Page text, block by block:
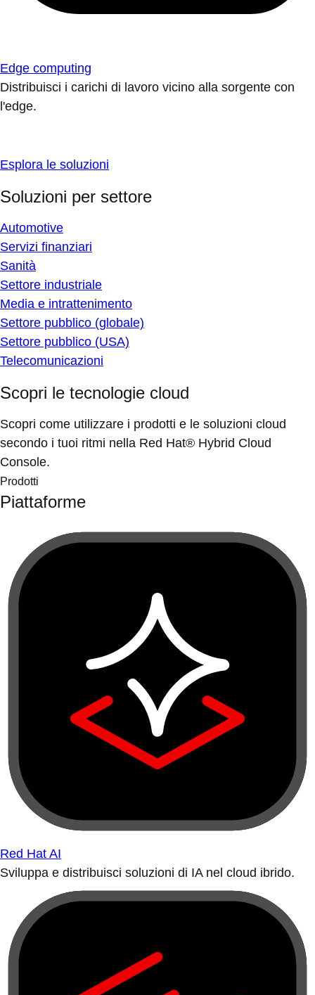
Edge computing
Distribuisci i carichi di lavoro vicino alla sorgente con
l'edge.
Esplora le soluzioni
Soluzioni per settore
Automotive
Servizi finanziari
Sanità
Settore industriale
Media e intrattenimento
Settore pubblico (globale)
Settore pubblico (USA)
Telecomunicazioni
Scopri le tecnologie cloud
Scopri come utilizzare i prodotti e le soluzioni cloud
secondo i tuoi ritmi nella Red Hat® Hybrid Cloud
Console.
Prodotti
Piattaforme
Red Hat AI
Sviluppa e distribuisci soluzioni di IA nel cloud ibrido.